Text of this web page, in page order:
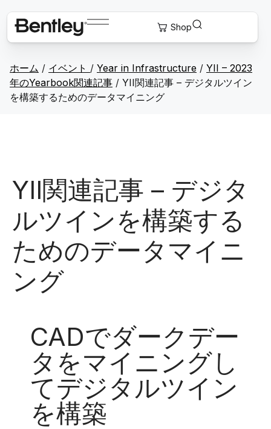
ホーム / イベント / Year in Infrastructure / YII – 2023
年のYearbook関連記事 / YII関連記事 – デジタルツイン
を構築するためのデータマイニング
YII関連記事 – デジタ
ルツインを構築する
ためのデータマイニ
ング
CADでダークデー
タをマイニングし
てデジタルツイン
を構築